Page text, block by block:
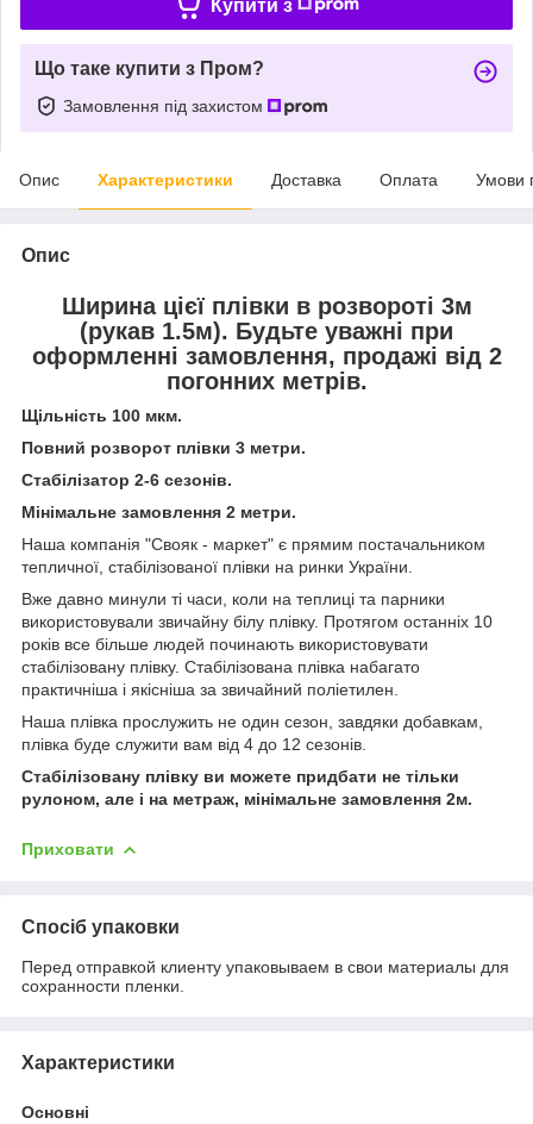
Купити з
Що таке купити з Пром?
Замовлення під захистом
Опис Характеристики Доставка Оплата Умови
Опис
Ширина цієї плівки в розвороті 3м
(рукав 1.5м). Будьте уважні при
оформленні замовлення, продажі від 2
погонних метрів.
Щільність 100 мкм.
Повний розворот плівки 3 метри.
Стабілізатор 2-6 сезонів.
Мінімальне замовлення 2 метри.
Наша компанія "Свояк - маркет" є прямим постачальником
тепличної, стабілізованої плівки на ринки України.
Вже давно минули ті часи, коли на теплиці та парники
використовували звичайну білу плівку. Протягом останніх 10
років все більше людей починають використовувати
стабілізовану плівку. Стабілізована плівка набагато
практичніша і якісніша за звичайний поліетилен.
Наша плівка прослужить не один сезон, завдяки добавкам,
плівка буде служити вам від 4 до 12 сезонів.
Стабілізовану плівку ви можете придбати не тільки
рулоном, але і на метраж, мінімальне замовлення 2м.
Приховати
Спосіб упаковки
Перед отправкой клиенту упаковываем в свои материалы для
сохранности пленки.
Характеристики
Основні